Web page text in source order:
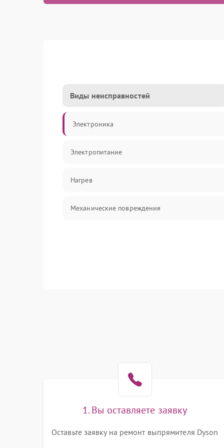
Виды неисправностей
Электроника
Электропитание
Нагрев
Механические повреждения
1. Вы оставляете заявку
Оставьте заявку на ремонт выпрямителя Dyson